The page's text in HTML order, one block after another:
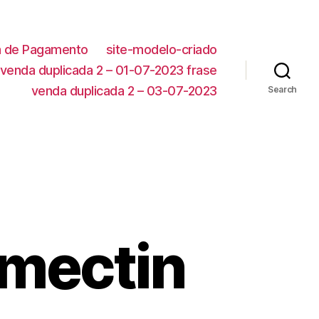
de Pagamento
site-modelo-criado
venda duplicada 2 – 01-07-2023 frase
venda duplicada 2 – 03-07-2023
Search